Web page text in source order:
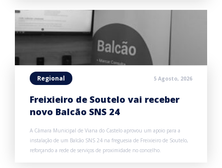
Regional 5 Agosto, 2026
Freixieiro de Soutelo vai receber
novo Balcão SNS 24
A Câmara Municipal de Viana do Castelo aprovou um apoio para a
instalação de um Balcão SNS 24 na freguesia de Freixieiro de Soutelo,
reforçando a rede de serviços de proximidade no concelho.